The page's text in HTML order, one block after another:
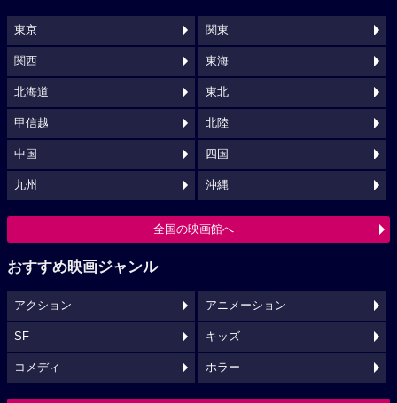
東京 関東
関西 東海
北海道 東北
甲信越 北陸
中国 四国
九州 沖縄
全国の映画館へ
おすすめ映画ジャンル
アクション アニメーション
SF キッズ
コメディ ホラー